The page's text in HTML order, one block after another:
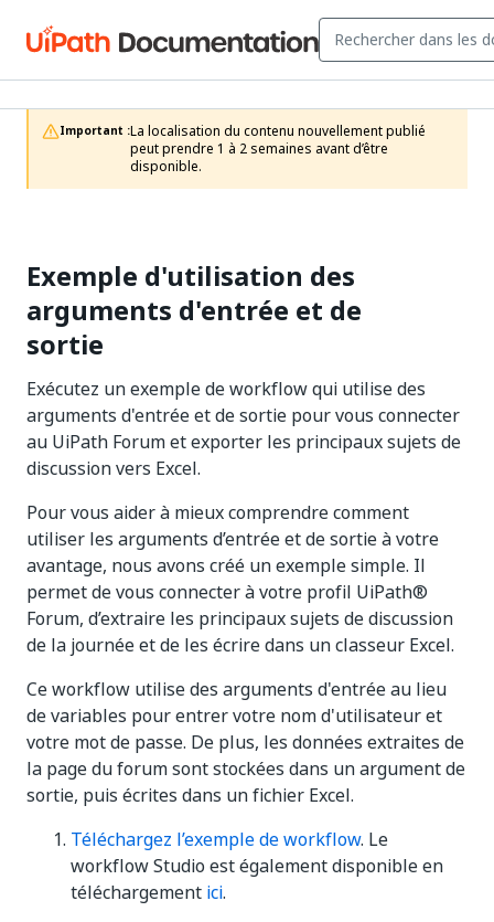
Important :La localisation du contenu nouvellement publié
peut prendre 1 à 2 semaines avant d’être
disponible.
Exemple d'utilisation des
arguments d'entrée et de
sortie
Exécutez un exemple de workflow qui utilise des
arguments d'entrée et de sortie pour vous connecter
au UiPath Forum et exporter les principaux sujets de
discussion vers Excel.
Pour vous aider à mieux comprendre comment
utiliser les arguments d’entrée et de sortie à votre
avantage, nous avons créé un exemple simple. Il
permet de vous connecter à votre profil UiPath®
Forum, d’extraire les principaux sujets de discussion
de la journée et de les écrire dans un classeur Excel.
Ce workflow utilise des arguments d'entrée au lieu
de variables pour entrer votre nom d'utilisateur et
votre mot de passe. De plus, les données extraites de
la page du forum sont stockées dans un argument de
sortie, puis écrites dans un fichier Excel.
Téléchargez l’exemple de workflow. Le
workflow Studio est également disponible en
téléchargement ici.